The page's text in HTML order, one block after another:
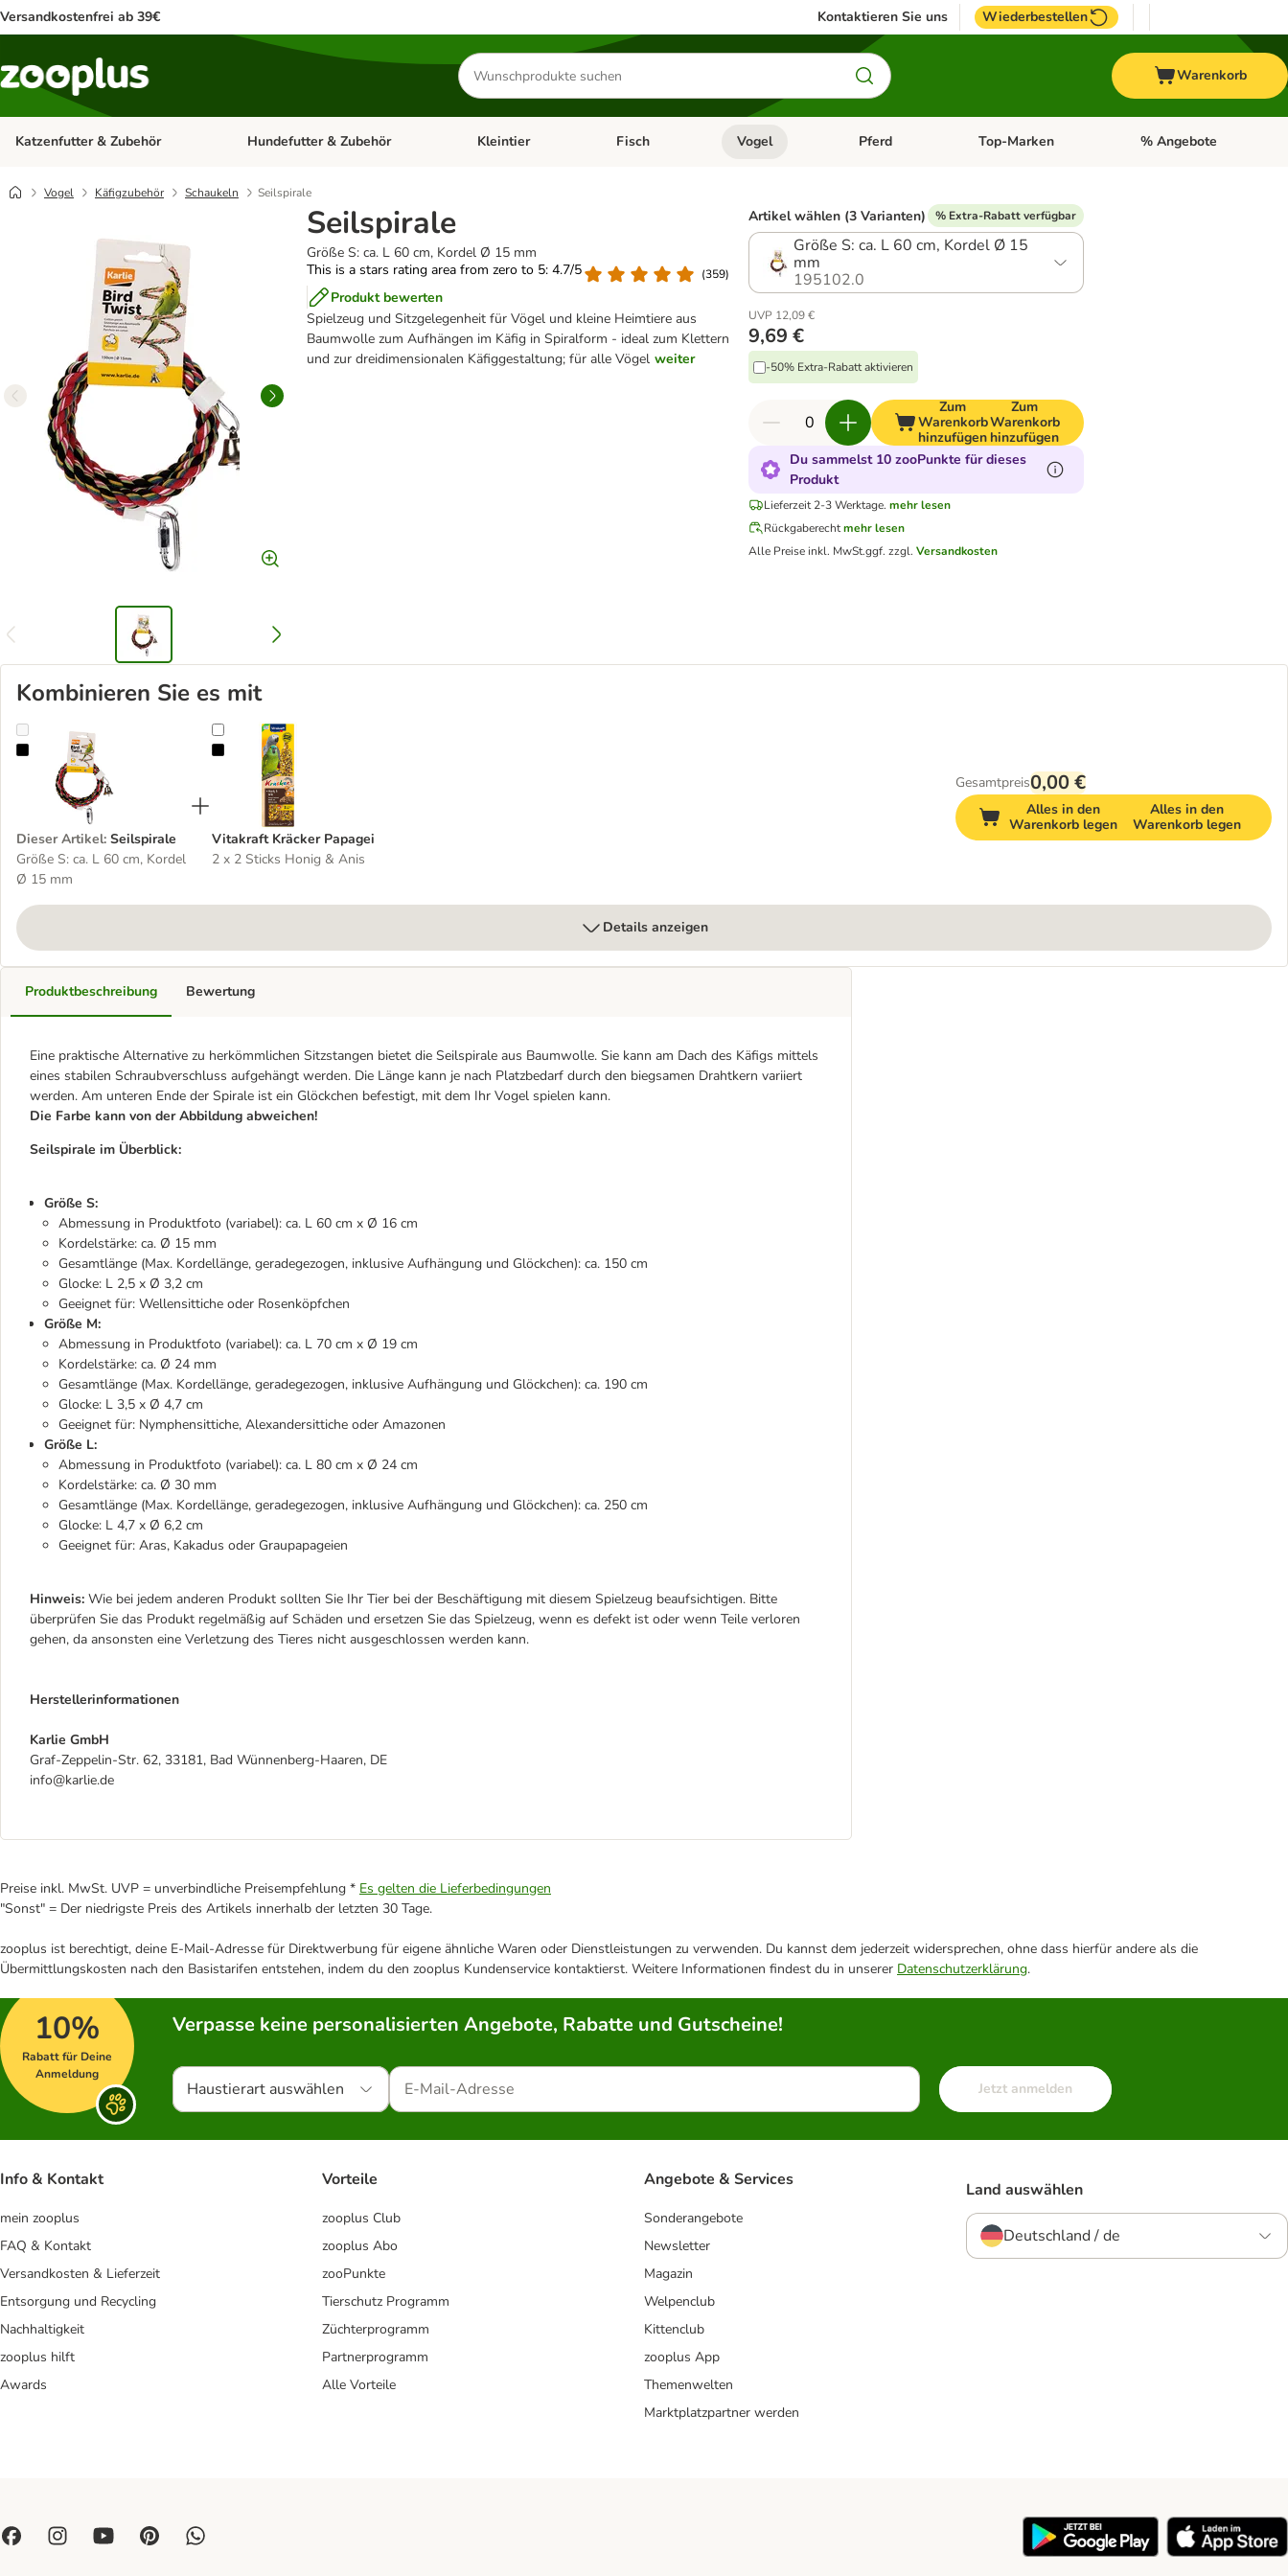
Versandkostenfrei ab 39€ Kontaktieren Sie uns Wiederbestellen
Produkte
suchen
Warenkorb
Katzenfutter & Zubehör Kategorie-Menü öffnen: Katzenfutter & Zubehör
Hundefutter & Zubehör Kategorie-Menü öffnen: Hundefutter & Zubehör
Kleintier Kategorie-Menü öffnen: Kleintier
Fisch Kategorie-Menü öffnen: Fisch
Vogel Kategorie-Menü öffnen: Vogel
Pferd Kategorie-Menü öffnen: Pferd
Top-Marken Kategorie-Menü öffnen:
% Angebote
Vogel Käfigzubehör Schaukeln Seilspirale
Seilspirale
Größe S: ca. L 60 cm, Kordel Ø 15 mm
This is a stars rating area from zero to 5: 4.7/5
(359)
Produkt bewerten
Spielzeug und Sitzgelegenheit für Vögel und kleine Heimtiere aus
Baumwolle zum Aufhängen im Käfig in Spiralform - ideal zum Klettern
und zur dreidimensionalen Käfiggestaltung; für alle Vögel weiter
Artikel wählen (3 Varianten) % Extra-Rabatt verfügbar
Größe S: ca. L 60 cm, Kordel Ø 15
mm
195102.0
UVP 12,09 €
9,69 €
-50% Extra-Rabatt aktivieren
Zum
Warenkorb
hinzufügen
Zum
Warenkorb
hinzufügen
Du sammelst 10 zooPunkte für dieses
Produkt
Lieferzeit 2-3 Werktage. mehr lesen
Rückgaberecht mehr lesen
Alle Preise inkl. MwSt.ggf. zzgl. Versandkosten
Kombinieren Sie es mit
Seilspirale
Dieser Artikel: Seilspirale
Größe S: ca. L 60 cm, Kordel
Ø 15 mm
Vitakraft Kräcker Papagei
Vitakraft Kräcker Papagei
2 x 2 Sticks Honig & Anis
Gesamtpreis0,00 €
Alles in den
Warenkorb legen
Alles in den
Warenkorb legen
Details anzeigen
Produktbeschreibung
Eine praktische Alternative zu herkömmlichen Sitzstangen bietet die Seilspirale aus Baumwolle. Sie kann am Dach des Käfigs mittels
eines stabilen Schraubverschluss aufgehängt werden. Die Länge kann je nach Platzbedarf durch den biegsamen Drahtkern variiert
werden. Am unteren Ende der Spirale ist ein Glöckchen befestigt, mit dem Ihr Vogel spielen kann.
Die Farbe kann von der Abbildung abweichen!
Seilspirale im Überblick:
Größe S:
Abmessung in Produktfoto (variabel): ca. L 60 cm x Ø 16 cm
Kordelstärke: ca. Ø 15 mm
Gesamtlänge (Max. Kordellänge, geradegezogen, inklusive Aufhängung und Glöckchen): ca. 150 cm
Glocke: L 2,5 x Ø 3,2 cm
Geeignet für: Wellensittiche oder Rosenköpfchen
Größe M:
Abmessung in Produktfoto (variabel): ca. L 70 cm x Ø 19 cm
Kordelstärke: ca. Ø 24 mm
Gesamtlänge (Max. Kordellänge, geradegezogen, inklusive Aufhängung und Glöckchen): ca. 190 cm
Glocke: L 3,5 x Ø 4,7 cm
Geeignet für: Nymphensittiche, Alexandersittiche oder Amazonen
Größe L:
Abmessung in Produktfoto (variabel): ca. L 80 cm x Ø 24 cm
Kordelstärke: ca. Ø 30 mm
Gesamtlänge (Max. Kordellänge, geradegezogen, inklusive Aufhängung und Glöckchen): ca. 250 cm
Glocke: L 4,7 x Ø 6,2 cm
Geeignet für: Aras, Kakadus oder Graupapageien
Hinweis: Wie bei jedem anderen Produkt sollten Sie Ihr Tier bei der Beschäftigung mit diesem Spielzeug beaufsichtigen. Bitte
überprüfen Sie das Produkt regelmäßig auf Schäden und ersetzen Sie das Spielzeug, wenn es defekt ist oder wenn Teile verloren
gehen, da ansonsten eine Verletzung des Tieres nicht ausgeschlossen werden kann.
Herstellerinformationen
Karlie GmbH
Graf-Zeppelin-Str. 62, 33181, Bad Wünnenberg-Haaren, DE
info@karlie.de
Bewertung
Preise inkl. MwSt. UVP = unverbindliche Preisempfehlung * Es gelten die Lieferbedingungen
"Sonst" = Der niedrigste Preis des Artikels innerhalb der letzten 30 Tage.
zooplus ist berechtigt, deine E-Mail-Adresse für Direktwerbung für eigene ähnliche Waren oder Dienstleistungen zu verwenden. Du kannst dem jederzeit widersprechen, ohne dass hierfür andere als die
Übermittlungskosten nach den Basistarifen entstehen, indem du den zooplus Kundenservice kontaktierst. Weitere Informationen findest du in unserer Datenschutzerklärung.
10%
Rabatt für Deine
Anmeldung
Verpasse keine personalisierten Angebote, Rabatte und Gutscheine!
Haustierart auswählen Jetzt anmelden
Info & Kontakt
mein zooplus
FAQ & Kontakt
Versandkosten & Lieferzeit
Entsorgung und Recycling
Nachhaltigkeit
zooplus hilft
Awards
Vorteile
zooplus Club
zooplus Abo
zooPunkte
Tierschutz Programm
Züchterprogramm
Partnerprogramm
Alle Vorteile
Angebote & Services
Sonderangebote
Newsletter
Magazin
Welpenclub
Kittenclub
zooplus App
Themenwelten
Marktplatzpartner werden
Land auswählen
Deutschland / de